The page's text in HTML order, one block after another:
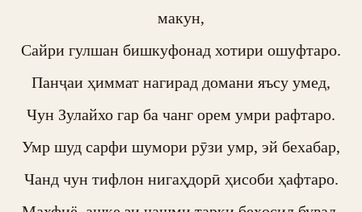
макун,
Сайри гулшан бишкуфонад хотири ошуфтаро.
Панҷаи ҳиммат нагирад домани яъсу умед,
Чун Зулайхо гар ба чанг орем умри рафтаро.
Умр шуд сарфи шумори рӯзи умр, эй бехабар,
Чанд чун тифлон нигаҳдорӣ ҳисоби ҳафтаро.